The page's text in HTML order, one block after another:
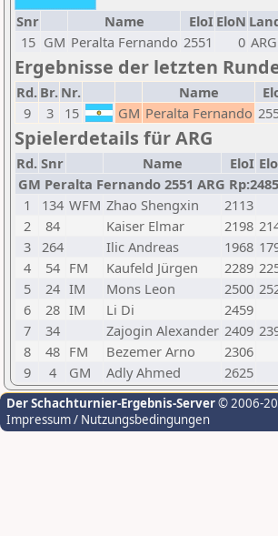
Snr Name EloI EloN
15 GM Peralta Fernando 2551 0 ARG
Ergebnisse der letzten
Rd. Br. Nr. Name
9
3 15 GM Peralta Fernando
Spielerdetails für ARG
Rd. Snr Name EloI
GM Peralta Fernando 2551 ARG
1
134 WFM Zhao Shengxin 2113
2
84 Kaiser Elmar 2198
3 264 Ilic Andreas 1968
4
54 FM Kaufeld Jürgen 2289
5
24 IM Mons Leon 2500
6
28 IM Li Di 2459
7
34 Zajogin Alexander 2409
8
48 FM Bezemer Arno 2306
9
4 GM Adly Ahmed 2625
Der Schachturnier-Ergebnis-Server© 2006-
Impressum / Nutzungsbedingungen